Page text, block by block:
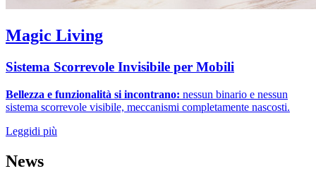
Magic Living
Sistema Scorrevole Invisibile per Mobili
Bellezza e funzionalità si incontrano: nessun binario e nessun
sistema scorrevole visibile, meccanismi completamente nascosti.
Leggidi più
News